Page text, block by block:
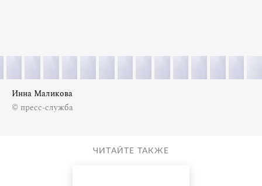
Инна Маликова
© пресс-служба
ЧИТАЙТЕ ТАКЖЕ